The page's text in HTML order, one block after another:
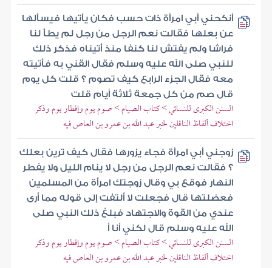
أنكحني أبي امرأة ذات حسب فكان يأتيها فيسألها
عن بعلها فقالت نعم الرجل من رجل لم يطأ لنا
فراشا ولم يفتش لنا كنفا منذ أتيناه فذكر ذلك
للنبي صلى الله عليه وسلم فقال القني به فأتيته
معه فقال الجزء الرابع كيف تصوم ؟ قلت كل يوم
قال صم من كل جمعة ثلاثة أيام قلت
السنن الكبرى للنسائي > كتاب الصيام > صوم يوم وإفطار يوم وذكر
اختلاف ألفاظ الناقلين لخبر عبد الله بن عمرو بن العاص فيه
زوجني أبي امرأة فجاء يزورها فقال كيف ترين بعلك
؟ فقالت نعم الرجل من رجل لا ينام الليل ولا يفطر
النهار فوقع بي وقال زوجتك امرأة من المسلمين
فعضلتها قال فجعلت لا ألتفت إلى قوله مما أرى
عندي من القوة والاجتهاد فبلغ ذلك النبي صلى
الله عليه وسلم قال لكني أنا أ
السنن الكبرى للنسائي > كتاب الصيام > صوم يوم وإفطار يوم وذكر
اختلاف ألفاظ الناقلين لخبر عبد الله بن عمرو بن العاص فيه